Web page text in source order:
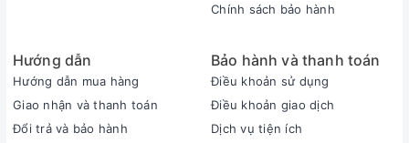
- Model: TS-514
- Nguồn điện: 220V~50Hz
- Công suất: 750W
Chính sách bảo hành
Hướng dẫn
Hướng dẫn mua hàng
Giao nhận và thanh toán
Đổi trả và bảo hành
Bảo hành và thanh toán
Điều khoản sử dụng
Điều khoản giao dịch
Dịch vụ tiện ích